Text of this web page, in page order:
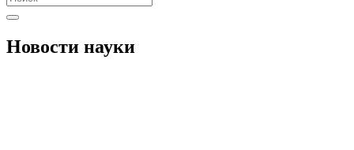
Новости науки